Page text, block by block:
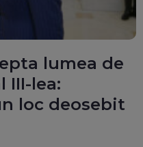
lumea de
III-lea:
loc deosebit